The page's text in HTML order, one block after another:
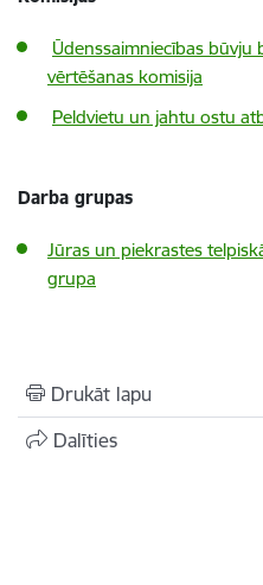
Ūdenssaimniecības būvju
vērtēšanas komisija
Peldvietu un jahtu ostu
Darba grupas
Jūras un piekrastes
grupa
Drukāt lapu
Dalīties